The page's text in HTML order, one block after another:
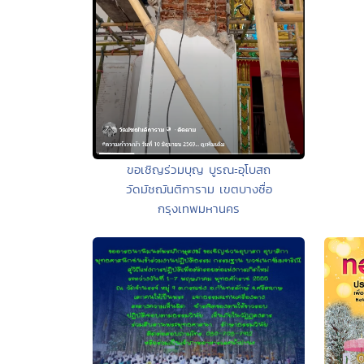
ขอเชิญร่วมบุญ บูรณะอุโบสถ
วัดมัชฌันติการาม เขตบางซื่อ
กรุงเทพมหานคร